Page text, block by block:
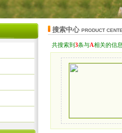
搜索中心 PRODUCT
共搜索到 3条与A相关的信